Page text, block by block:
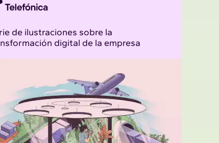
de ilustraciones sobre la
digital de la empresa